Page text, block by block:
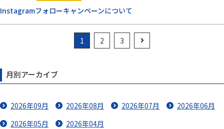
Instagramフォローキャンペーンについて
1 2 3
月別アーカイブ
2026年09月 2026年08月 2026年07月
2026年06月
2026年05月
2026年04月